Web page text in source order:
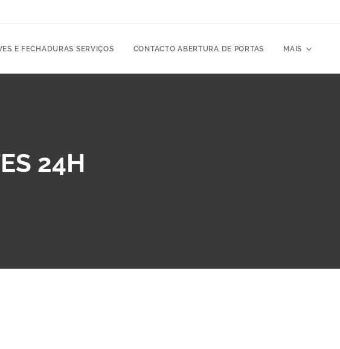
E FECHADURAS SERVIÇOS CONTACTO ABERTURA DE PORTAS MAIS
24H